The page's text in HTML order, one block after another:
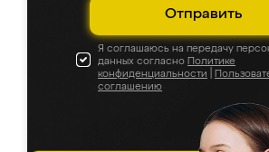
Отправить
Я соглашаюсь на передачу
данных согласно Политике
конфиденциальности
соглашению